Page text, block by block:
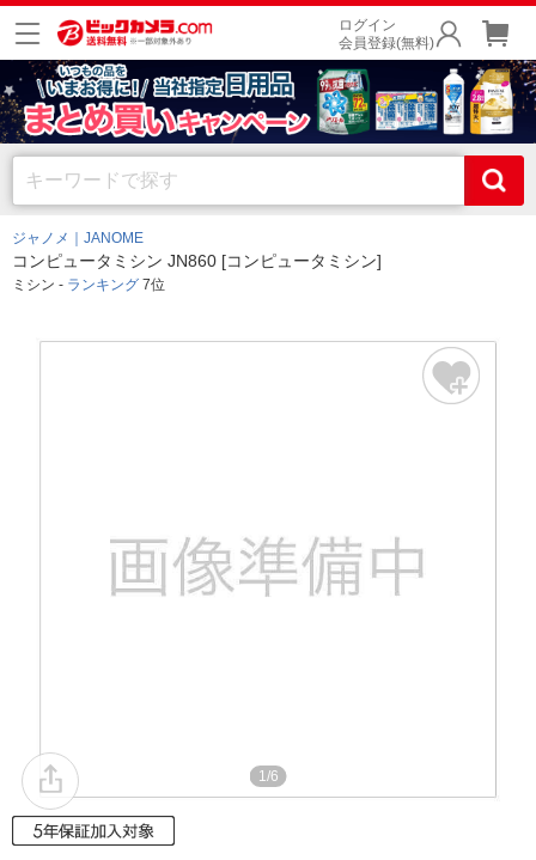
ログイン
会員登録(無料)
ジャノメ｜JANOME
コンピュータミシン JN860 [コンピュータミシン]
ミシン - ランキング 7位
1/6